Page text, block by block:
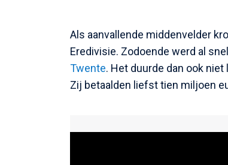
Als aanvallende middenvelder
Eredivisie. Zodoende werd al
Twente. Het duurde dan ook
Zij betaalden liefst tien miljoen